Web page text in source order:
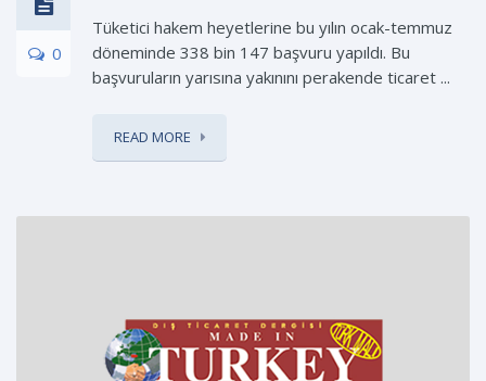
0
Tüketici hakem heyetlerine bu yılın ocak-temmuz
döneminde 338 bin 147 başvuru yapıldı. Bu
başvuruların yarısına yakınını perakende ticaret ...
READ MORE